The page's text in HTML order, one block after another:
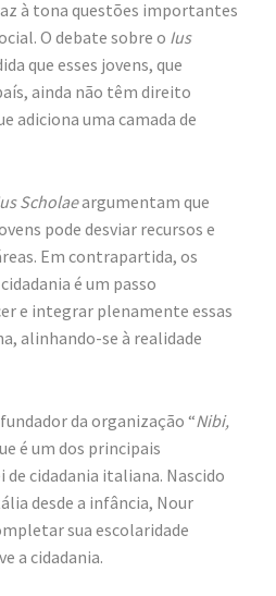
à tona questões importantes
O debate sobre o Ius
que esses jovens, que
ainda não têm direito
adiciona uma camada de
Scholaeargumentam que
pode desviar recursos e
Em contrapartida, os
é um passo
e integrar plenamente essas
alinhando-se à realidade
da organização “Nibi,
é um dos principais
cidadania italiana. Nascido
desde a infância, Nour
sua escolaridade
a cidadania.